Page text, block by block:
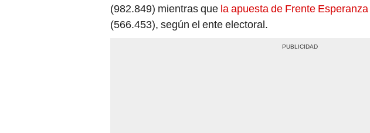
(982.849) mientras que la apuesta de Frente Esperanza
(566.453), según el ente electoral.